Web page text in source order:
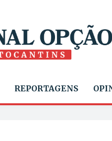
REPORTAGENS